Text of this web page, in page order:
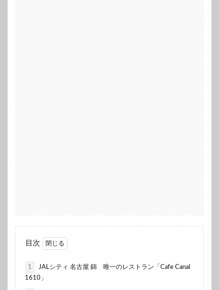
目次
1
JALシティ 名古屋 錦 唯一のレストラン「Cafe Canal
1610」